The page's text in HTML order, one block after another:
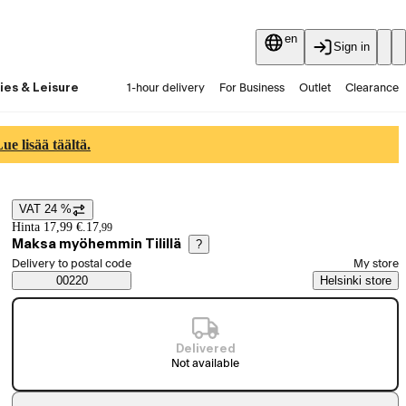
en
Sign in
& Leisure 1-hour delivery For Business Outlet Clearance
lisää täältä.
Price details
VAT 24 %
Hinta 17,99 €. 17,99
Maksa myöhemmin Tilillä ?
Saatavuustiedot
Select order method
Delivery to postal code
00220
My store
Helsinki store
Delivered
Not available